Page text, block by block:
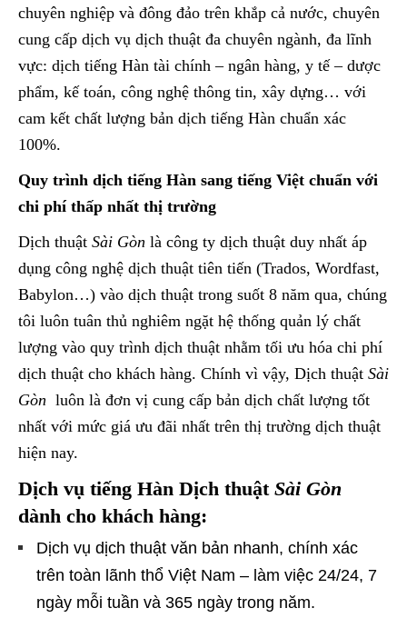
chuyên nghiệp và đông đảo trên khắp cả nước, chuyên
cung cấp dịch vụ dịch thuật đa chuyên ngành, đa lĩnh
vực: dịch tiếng Hàn tài chính – ngân hàng, y tế – dược
phẩm, kế toán, công nghệ thông tin, xây dựng… với
cam kết chất lượng bản dịch tiếng Hàn chuẩn xác
100%.
Quy trình dịch tiếng Hàn sang tiếng Việt chuẩn với
chi phí thấp nhất thị trường
Dịch thuật Sài Gòn là công ty dịch thuật duy nhất áp
dụng công nghệ dịch thuật tiên tiến (Trados, Wordfast,
Babylon…) vào dịch thuật trong suốt 8 năm qua, chúng
tôi luôn tuân thủ nghiêm ngặt hệ thống quản lý chất
lượng vào quy trình dịch thuật nhằm tối ưu hóa chi phí
dịch thuật cho khách hàng. Chính vì vậy, Dịch thuật Sài
Gòn luôn là đơn vị cung cấp bản dịch chất lượng tốt
nhất với mức giá ưu đãi nhất trên thị trường dịch thuật
hiện nay.
Dịch vụ tiếng Hàn Dịch thuật Sài Gòn
dành cho khách hàng:
Dịch vụ dịch thuật văn bản nhanh, chính xác
trên toàn lãnh thổ Việt Nam – làm việc 24/24, 7
ngày mỗi tuần và 365 ngày trong năm.